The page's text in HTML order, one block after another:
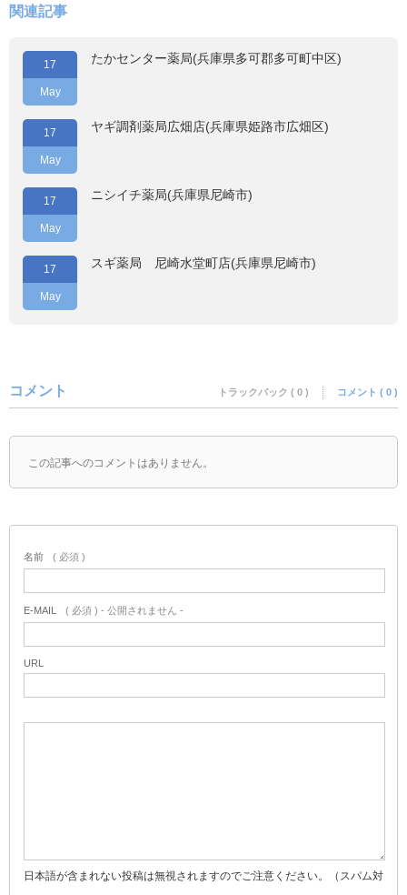
関連記事
17
May
たかセンター薬局(兵庫県多可郡多可町中区)
17
May
ヤギ調剤薬局広畑店(兵庫県姫路市広畑区)
17
May
ニシイチ薬局(兵庫県尼崎市)
17
May
スギ薬局 尼崎水堂町店(兵庫県尼崎市)
コメント トラックバック ( 0 ) コメント ( 0 )
この記事へのコメントはありません。
名前 ( 必須 )
E-MAIL ( 必須 ) - 公開されません -
URL
日本語が含まれない投稿は無視されますのでご注意ください。（スパム対